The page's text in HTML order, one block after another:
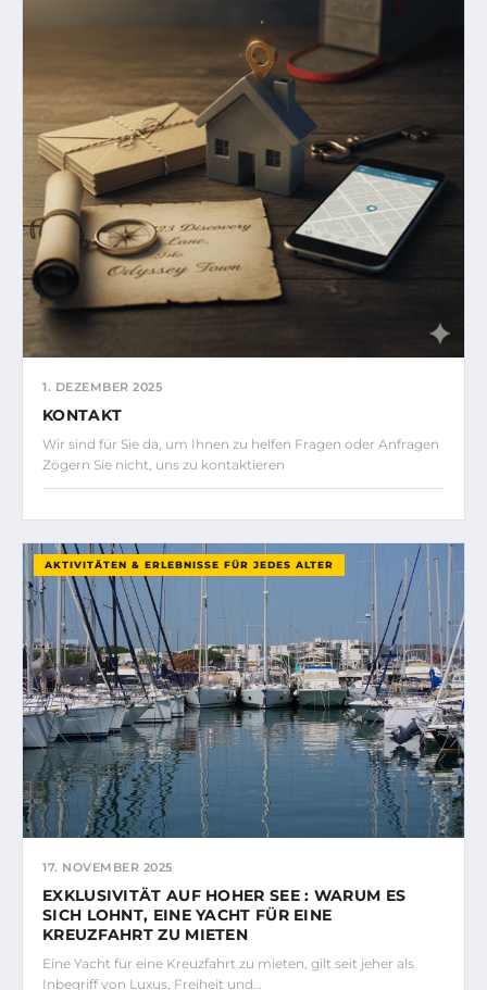
1. DEZEMBER 2025
KONTAKT
Wir sind für Sie da, um Ihnen zu helfen Fragen oder Anfragen
Zögern Sie nicht, uns zu kontaktieren
AKTIVITÄTEN & ERLEBNISSE FÜR JEDES ALTER
17. NOVEMBER 2025
EXKLUSIVITÄT AUF HOHER SEE : WARUM ES
SICH LOHNT, EINE YACHT FÜR EINE
KREUZFAHRT ZU MIETEN
Eine Yacht für eine Kreuzfahrt zu mieten, gilt seit jeher als
Inbegriff von Luxus, Freiheit und…